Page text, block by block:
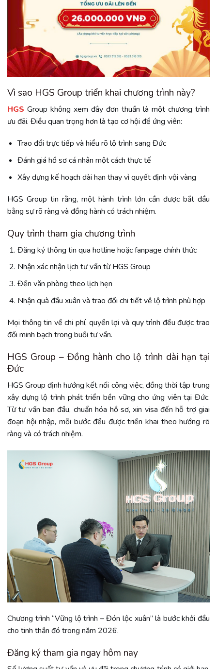
Vì sao HGS Group triển khai chương trình này?
HGS Group không xem đây đơn thuần là một chương trình
ưu đãi. Điều quan trọng hơn là tạo cơ hội để ứng viên:
Trao đổi trực tiếp và hiểu rõ lộ trình sang Đức
Đánh giá hồ sơ cá nhân một cách thực tế
Xây dựng kế hoạch dài hạn thay vì quyết định vội vàng
HGS Group tin rằng, một hành trình lớn cần được bắt đầu
bằng sự rõ ràng và đồng hành có trách nhiệm.
Quy trình tham gia chương trình
Đăng ký thông tin qua hotline hoặc fanpage chính thức
Nhận xác nhận lịch tư vấn từ HGS Group
Đến văn phòng theo lịch hẹn
Nhận quà đầu xuân và trao đổi chi tiết về lộ trình phù hợp
Mọi thông tin về chi phí, quyền lợi và quy trình đều được trao
đổi minh bạch trong buổi tư vấn.
HGS Group – Đồng hành cho lộ trình dài hạn tại
Đức
HGS Group định hướng kết nối công việc, đồng thời tập trung
xây dựng lộ trình phát triển bền vững cho ứng viên tại Đức.
Từ tư vấn ban đầu, chuẩn hóa hồ sơ, xin visa đến hỗ trợ giai
đoạn hội nhập, mỗi bước đều được triển khai theo hướng rõ
ràng và có trách nhiệm.
Chương trình “Vững lộ trình – Đón lộc xuân” là bước khởi đầu
cho tinh thần đó trong năm 2026.
Đăng ký tham gia ngay hôm nay